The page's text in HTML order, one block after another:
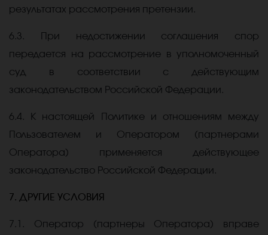
результатах рассмотрения претензии.
6.3. При недостижении соглашения спор
передается на рассмотрение в уполномоченный
суд в соответствии с действующим
законодательством Российской Федерации.
6.4. К настоящей Политике и отношениям между
Пользователем и Оператором (партнерами
Оператора) применяется действующее
законодательство Российской Федерации.
7. ДРУГИЕ УСЛОВИЯ
7.1. Оператор (партнеры Оператора) вправе